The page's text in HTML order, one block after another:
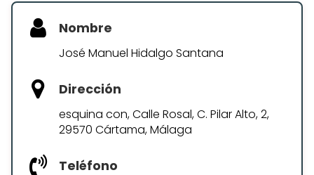
Nombre
José Manuel Hidalgo Santana
Dirección
esquina con, Calle Rosal, C. Pilar Alto, 2,
29570 Cártama, Málaga
Teléfono